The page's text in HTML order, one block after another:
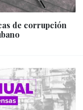
de corrupción